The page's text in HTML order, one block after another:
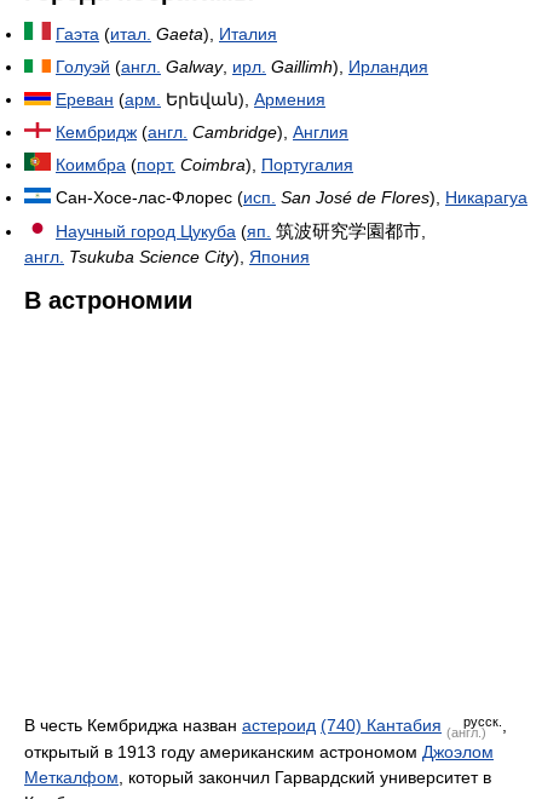
Гаэта (итал. Gaeta), Италия
Голуэй (англ. Galway, ирл. Gaillimh), Ирландия
Ереван (арм. Երեվան), Армения
Кембридж (англ. Cambridge), Англия
Коимбра (порт. Coimbra), Португалия
Сан-Хосе-лас-Флорес (исп. San José de Flores), Никарагуа
Научный город Цукуба (яп. 筑波研究学園都市
англ. Tsukuba Science City), Япония
В астрономии
В честь Кембриджа назван астероид (740) Кантабия (англ.)
русск.
открытый в 1913 году американским астрономом Джоэлом
Меткалфом , который закончил Гарвардский университет в